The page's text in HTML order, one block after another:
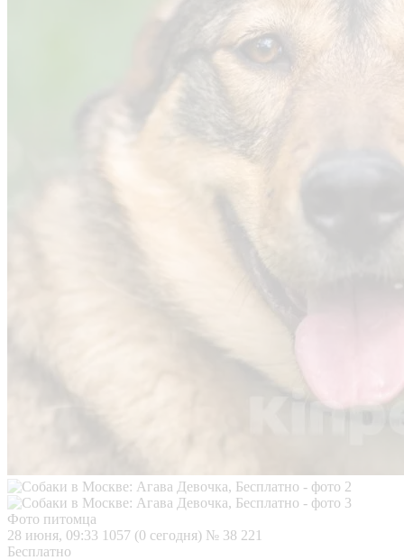
Фото питомца
28 июня, 09:33 1057 (0 сегодня) № 38 221
Бесплатно